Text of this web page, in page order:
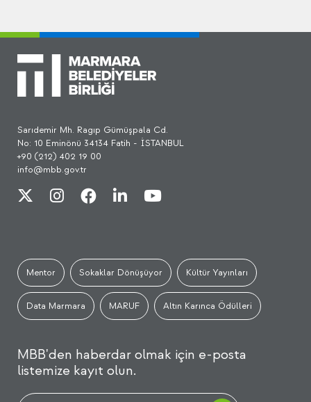
Sarıdemir Mh. Ragıp Gümüşpala Cd.
No: 10 Eminönü 34134 Fatih - İSTANBUL
+90 (212) 402 19 00
info@mbb.gov.tr
Mentor Sokaklar Dönüşüyor Kültür Yayınları
Data Marmara MARUF Altın Karınca Ödülleri
MBB'den haberdar olmak için e-posta
listemize kayıt olun.